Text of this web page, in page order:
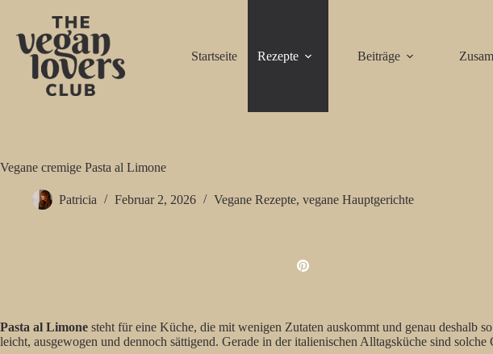
springen
Startseite
Rezepte Beiträge
Vegane cremige Pasta al Limone
Patricia Februar 2, 2026 Vegane Rezepte, vegane Hauptgerichte
Pasta al Limone steht für eine Küche, die mit wenigen Zutaten auskommt und genau deshalb
leicht, ausgewogen und dennoch sättigend. Gerade in der italienischen Alltagsküche sind